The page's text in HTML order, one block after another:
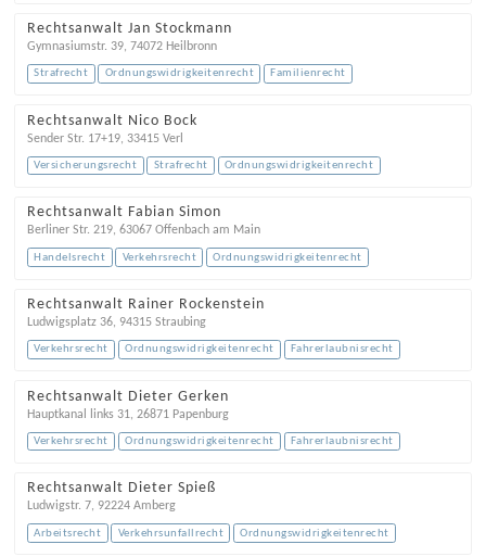
Rechtsanwalt Jan Stockmann
Gymnasiumstr. 39, 74072 Heilbronn
Strafrecht Ordnungswidrigkeitenrecht Familienrecht
Rechtsanwalt Nico Bock
Sender Str. 17+19, 33415 Verl
Versicherungsrecht Strafrecht Ordnungswidrigkeitenrecht
Rechtsanwalt Fabian Simon
Berliner Str. 219, 63067 Offenbach am Main
Handelsrecht Verkehrsrecht Ordnungswidrigkeitenrecht
Rechtsanwalt Rainer Rockenstein
Ludwigsplatz 36, 94315 Straubing
Verkehrsrecht Ordnungswidrigkeitenrecht Fahrerlaubnisrecht
Rechtsanwalt Dieter Gerken
Hauptkanal links 31, 26871 Papenburg
Verkehrsrecht Ordnungswidrigkeitenrecht Fahrerlaubnisrecht
Rechtsanwalt Dieter Spieß
Ludwigstr. 7, 92224 Amberg
Arbeitsrecht Verkehrsunfallrecht Ordnungswidrigkeitenrecht